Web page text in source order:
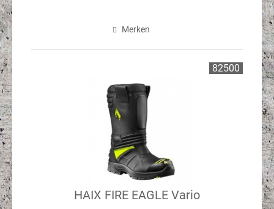
Merken
HAIX FIRE EAGLE Vario
82500